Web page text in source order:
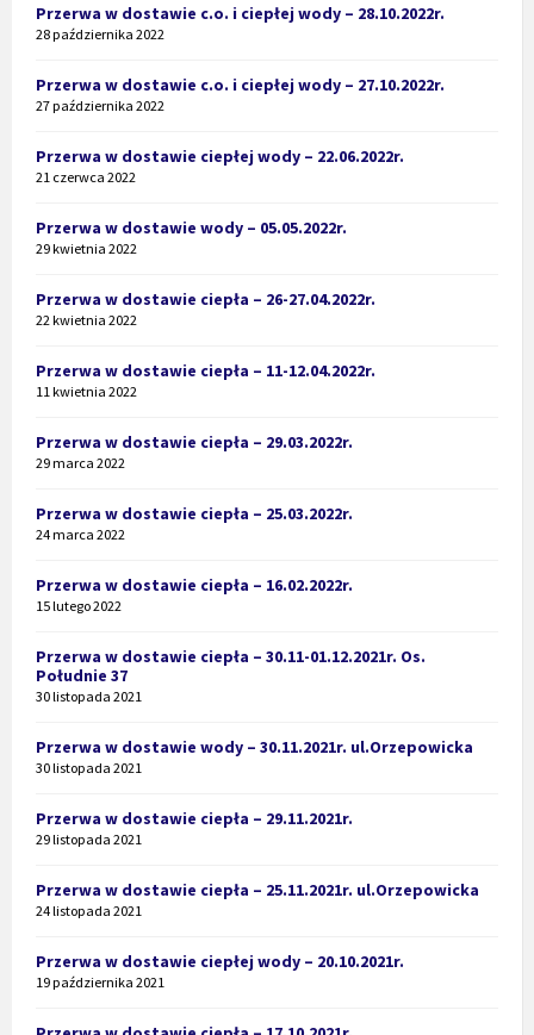
Przerwa w dostawie c.o. i ciepłej wody – 28.10.2022r.
28 października 2022
Przerwa w dostawie c.o. i ciepłej wody – 27.10.2022r.
27 października 2022
Przerwa w dostawie ciepłej wody – 22.06.2022r.
21 czerwca 2022
Przerwa w dostawie wody – 05.05.2022r.
29 kwietnia 2022
Przerwa w dostawie ciepła – 26-27.04.2022r.
22 kwietnia 2022
Przerwa w dostawie ciepła – 11-12.04.2022r.
11 kwietnia 2022
Przerwa w dostawie ciepła – 29.03.2022r.
29 marca 2022
Przerwa w dostawie ciepła – 25.03.2022r.
24 marca 2022
Przerwa w dostawie ciepła – 16.02.2022r.
15 lutego 2022
Przerwa w dostawie ciepła – 30.11-01.12.2021r. Os.
Południe 37
30 listopada 2021
Przerwa w dostawie wody – 30.11.2021r. ul.Orzepowicka
30 listopada 2021
Przerwa w dostawie ciepła – 29.11.2021r.
29 listopada 2021
Przerwa w dostawie ciepła – 25.11.2021r. ul.Orzepowicka
24 listopada 2021
Przerwa w dostawie ciepłej wody – 20.10.2021r.
19 października 2021